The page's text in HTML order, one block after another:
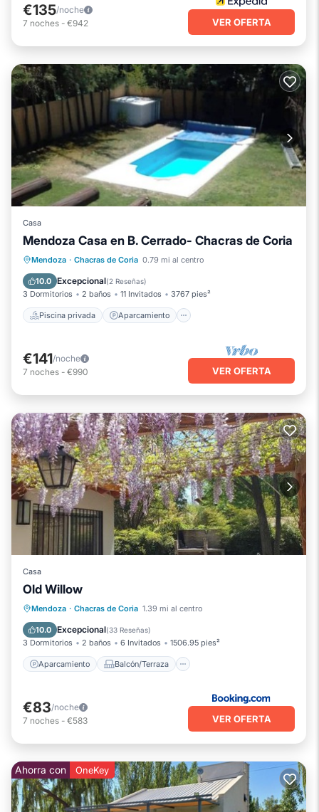
€135/noche
7 noches - €942 VER OFERTA
Casa
Mendoza Casa en B. Cerrado- Chacras de Coria
Mendoza · Chacras de Coria 0.79 mi al centro
10.0 Excepcional(2 Reseñas)
3 Dormitorios 2 baños 11 Invitados 3767 pies²
Piscina privada Aparcamiento
Piscina privada
Aparcamiento
Piscina
Vista al mar
€141/noche
7 noches - €990 VER OFERTA
Casa
Old Willow
Mendoza · Chacras de Coria 1.39 mi al centro
10.0 Excepcional(33 Reseñas)
3 Dormitorios 2 baños 6 Invitados 1506.95 pies²
Aparcamiento Balcón/Terraza
Aparcamiento
Balcón/Terraza
Vistas
Aire acondicionado
€83/noche
7 noches - €583 VER OFERTA
Ahorra con OneKey